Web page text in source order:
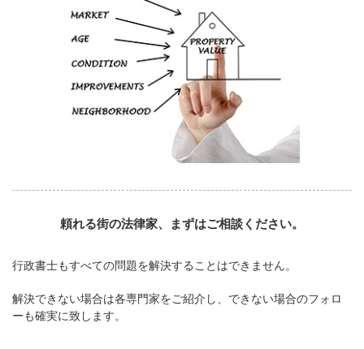
頼れる街の法律家、まずはご相談ください。
行政書士もすべての問題を解決することはできません。
解決できない場合は各専門家をご紹介し、できない場合のフォロ
ーも確実に致します。